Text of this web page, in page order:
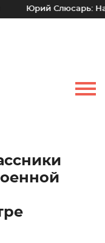
Слюсарь: Наш